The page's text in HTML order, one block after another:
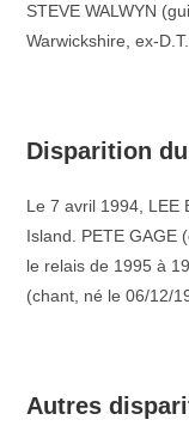
STEVE WALWYN
Warwickshire, ex-
Disparition
Le 7 avril 1994, LEE
Island. PETE GAGE
le relais de 1995 à
(chant, né le 06/12/
Autres